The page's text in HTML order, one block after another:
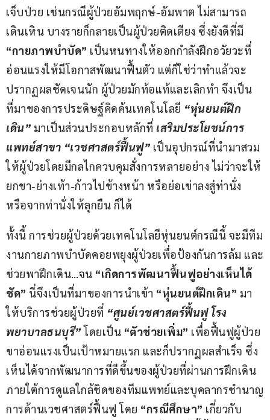
เจ็บป่วย เช่นกรณีผู้ป่วยอัมพฤกษ์-อัมพาต ไม่สามารถ
เดินเหิน บางรายก็กลายเป็นผู้ป่วยติดเตียง ซึ่งยังดีที่มี
“กายภาพบำบัด” เป็นหนทางให้ออกกำลังฝึกอวัยวะที่
อ่อนแรงให้มีโอกาสพัฒนาฟื้นตัว แต่ก็ใช่ว่าทำแล้วจะ
ปรากฏผลชัดเจนนัก ผู้ป่วยมักท้อแท้และเลิกทำ จึงเป็น
ที่มาของการประดิษฐ์คิดค้นเทคโนโลยี “หุ่นยนต์ฝึก
เดิน” มาเป็นส่วนประกอบหลักที่ เสริมประโยชน์การ
แพทย์สาขา “เวชศาสตร์ฟื้นฟู” เป็นอุปกรณ์ที่นำมาสวม
ให้ผู้ป่วยโดยมีกลไกควบคุมสั่งการหลายอย่าง ไม่ว่าจะให้
ยกขา-ย่างเท้า-ก้าวไปข้างหน้า หรือย่อเข่าลงสู่ท่านั่ง
หรือจากท่านั่งให้ลุกยืน ก็ได้
ทั้งนี้ การช่วยผู้ป่วยด้วยเทคโนโลยีหุ่นยนต์กรณีนี้ จะมีทีม
งานกายภาพบำบัดคอยพยุงผู้ป่วยเพื่อป้องกันการล้ม และ
ช่วยพาฝึกเดิน…จน “เกิดการพัฒนาฟื้นฟูอย่างเห็นได้
ชัด” นี่จึงเป็นที่มาของการนำเข้า “หุ่นยนต์ฝึกเดิน” มา
ให้บริการช่วยผู้ป่วยที่ “ศูนย์เวชศาสตร์ฟื้นฟู โรง
พยาบาลธนบุรี” โดยเป็น “ตัวช่วยเพิ่ม” เพื่อฟื้นฟูผู้ป่วย
ขาอ่อนแรงเป็นเป้าหมายแรก และก็ปรากฏผลสำเร็จ ซึ่ง
เห็นได้จากพัฒนาการที่ดีขึ้นของผู้ป่วยที่ผ่านการฝึกเดิน
ภายใต้การดูแลใกล้ชิดของทีมแพทย์และบุคลากรชำนาญ
การด้านเวชศาสตร์ฟื้นฟู โดย “กรณีศึกษา” เกี่ยวกับ